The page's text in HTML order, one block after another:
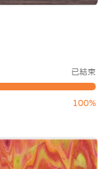
已結束
100%